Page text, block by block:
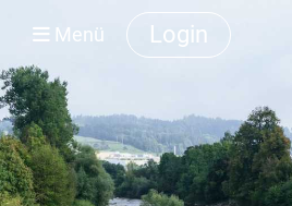
Login
Menü